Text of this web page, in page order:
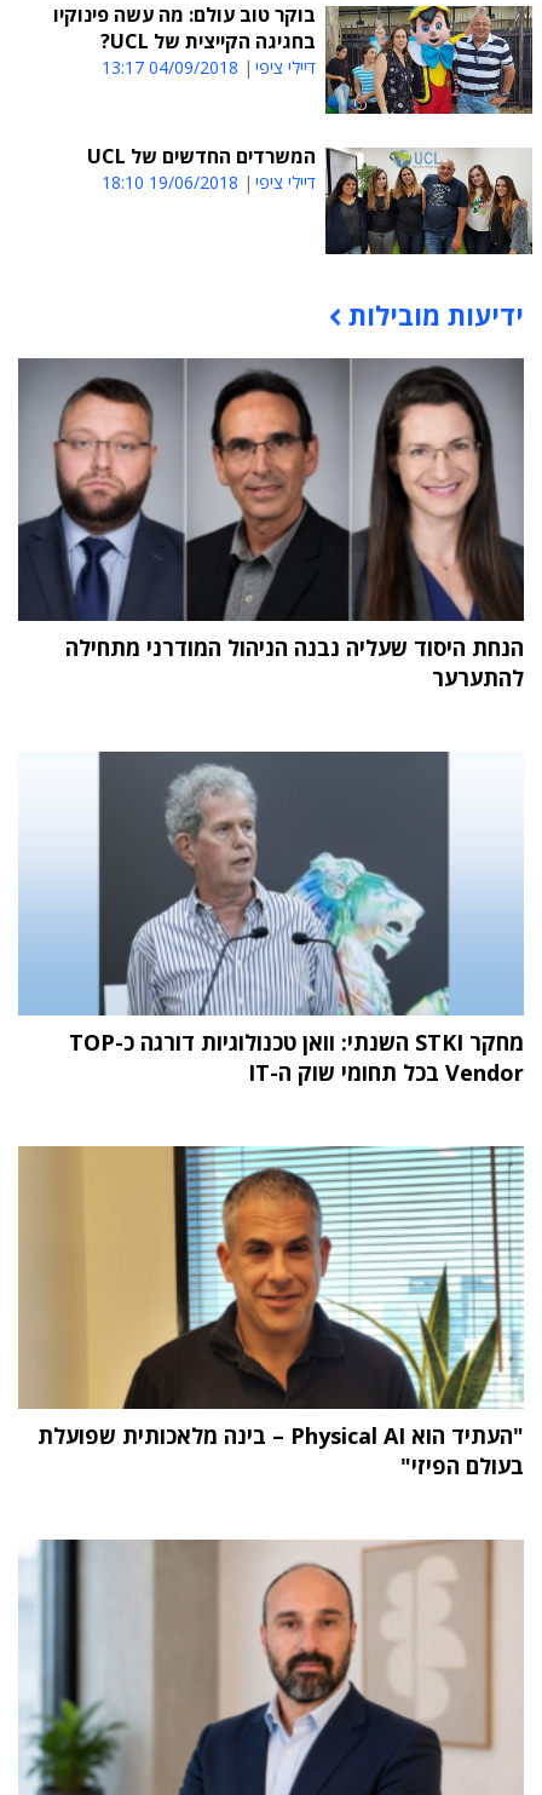
בוקר טוב עולם: מה עשה פינוקיו
בחגיגה הקייצית של UCL?
דיילי ציפי 04/09/2018 13:17
המשרדים החדשים של UCL
דיילי ציפי 19/06/2018 18:10
תוכן פרסומי
ידיעות מובילות
הנחת היסוד שעליה נבנה הניהול המודרני מתחילה
להתערער
מחקר STKI השנתי: וואן טכנולוגיות דורגה כ-TOP
Vendor בכל תחומי שוק ה-IT
"העתיד הוא Physical AI – בינה מלאכותית שפועלת
בעולם הפיזי"